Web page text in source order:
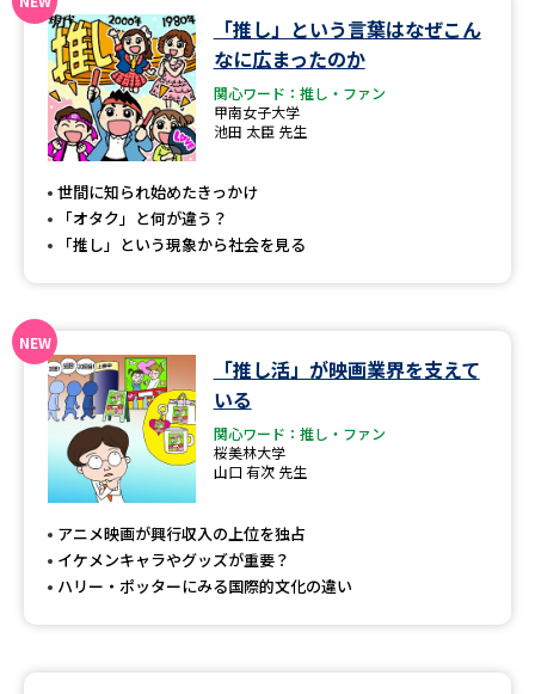
データサイエンス特集
デジタルパンフレット
新学年スタート号特集ページ
（高3生用）
新学年スタート号特集ページ
SELFBRAND特集ページ
オープンキャンパス検索
来場型・Web型イベント特集
受験準備
志望校・出願校を調べる
「推し」という言葉はなぜこん
なに広まったのか
関心ワード：推し・ファン
甲南女子大学
池田 太臣 先生
世間に知られ始めたきっかけ
「オタク」と何が違う？
「推し」という現象から社会を見る
「推し活」が映画業界を支えて
いる
関心ワード：推し・ファン
桜美林大学
山口 有次 先生
アニメ映画が興行収入の上位を独占
イケメンキャラやグッズが重要？
ハリー・ポッターにみる国際的文化の違い